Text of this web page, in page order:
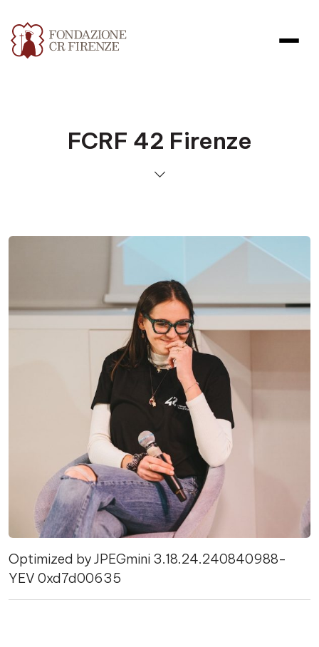
FCRF 42 Firenze
Optimized by JPEGmini 3.18.24.240840988-
YEV 0xd7d00635